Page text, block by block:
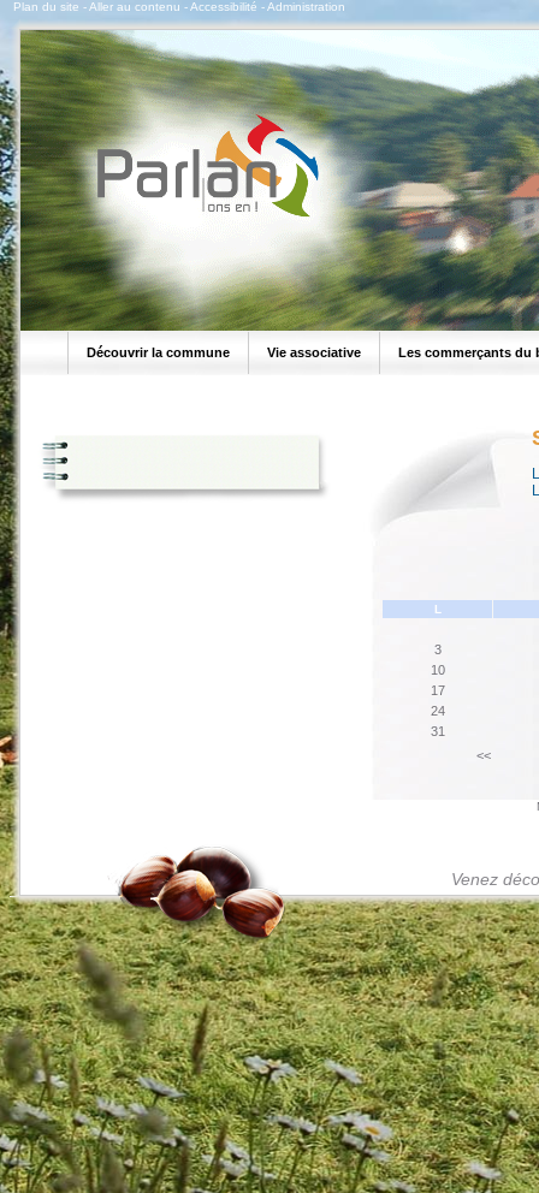
Plan du site -Aller au contenu -Accessibilité -Administration
Découvrir la commune Vie associative Les commerçants du
L
3
10
17
24
31
<<
Venez